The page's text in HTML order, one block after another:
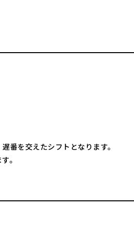
番を交えたシフトとなります。
。